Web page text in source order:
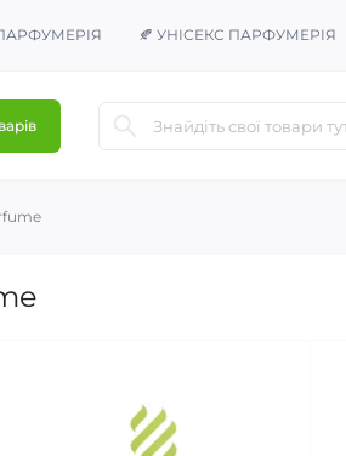
🍂 УНІСЕКС ПАРФУМЕРІЯ